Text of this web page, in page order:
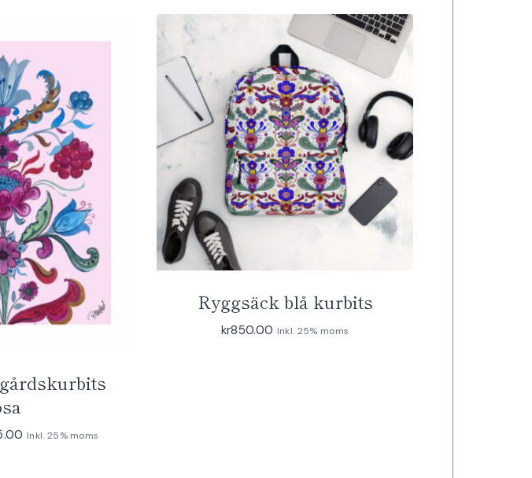
Prisintervall:
Inkl. 25% moms
Ryggsäck blå kurbits
kr850.00 Inkl. 25% moms